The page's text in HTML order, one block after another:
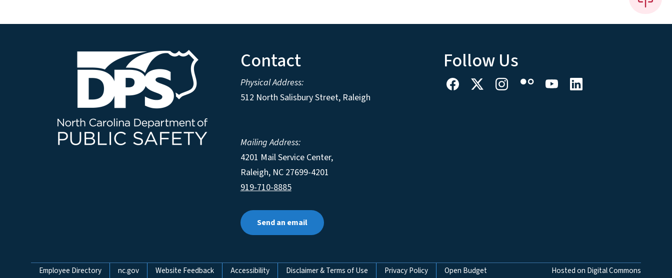
Contact
Physical Address:
512 North Salisbury Street, Raleigh
Mailing Address:
4201 Mail Service Center,
Raleigh, NC 27699-4201
919-710-8885
Send an email
Follow Us
Employee Directory nc.gov Website Feedback Accessibility Disclaimer & Terms of Use Privacy Policy Open Budget Hosted on Digital Commons